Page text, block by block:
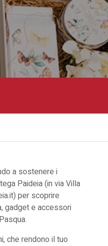
a sostenere i
Paideia (in via Villa
per scoprire
gadget e accessori
che rendono il tuo